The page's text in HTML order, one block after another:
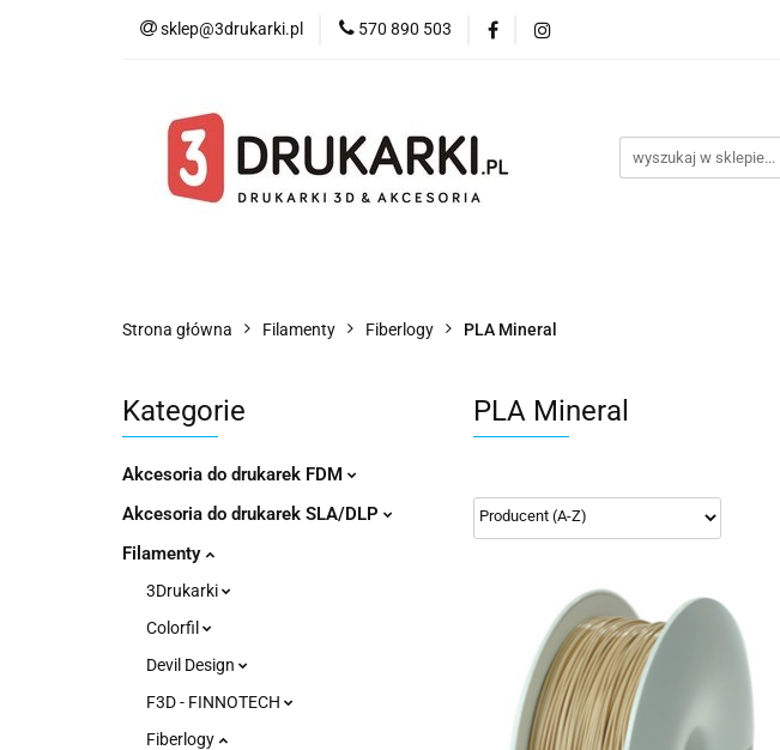
sklep@3drukarki.pl 570 890 503
Blog Bestsellery
Strona główna Filamenty Fiberlogy PLA Mineral
Kategorie
Akcesoria do drukarek FDM
Akcesoria do drukarek SLA/DLP
Filamenty
3Drukarki
Colorfil
Devil Design
F3D - FINNOTECH
Fiberlogy
PLA Mineral